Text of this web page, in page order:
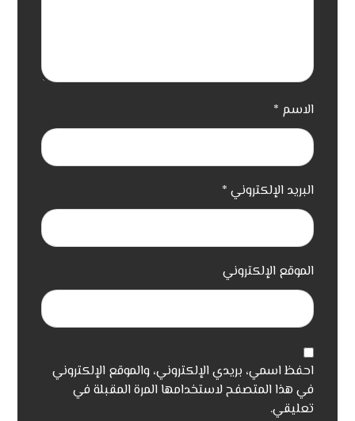
الاسم *
البريد الإلكتروني *
الموقع الإلكتروني
احفظ اسمي، بريدي الإلكتروني، والموقع الإلكتروني
في هذا المتصفح لاستخدامها المرة المقبلة في
تعليقي.